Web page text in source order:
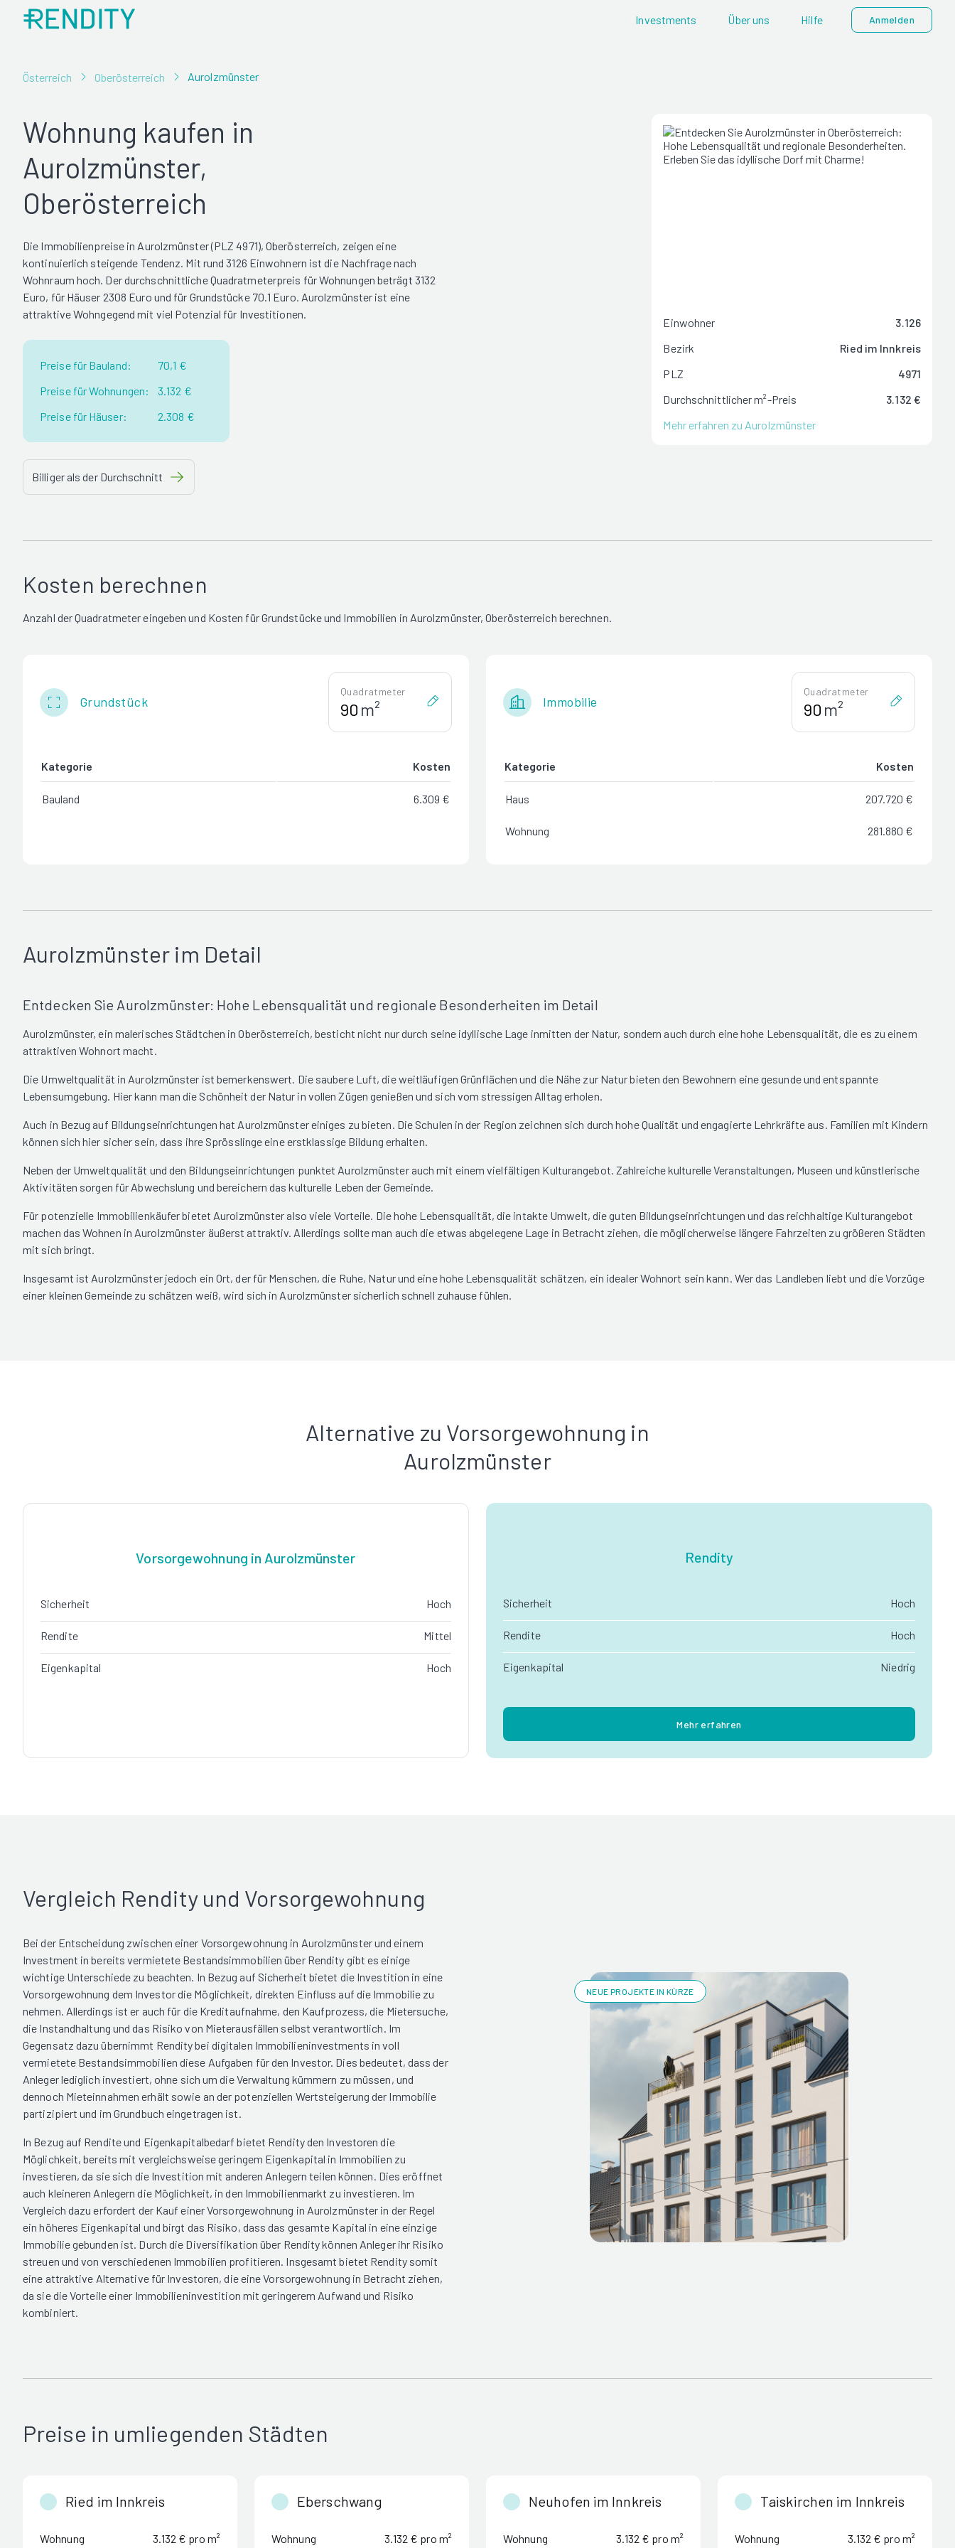
Investments Über uns Hilfe Anmelden
Österreich Oberösterreich Aurolzmünster
Wohnung kaufen in
Aurolzmünster,
Oberösterreich
Die Immobilienpreise in Aurolzmünster (PLZ 4971), Oberösterreich, zeigen eine
kontinuierlich steigende Tendenz. Mit rund 3126 Einwohnern ist die Nachfrage nach
Wohnraum hoch. Der durchschnittliche Quadratmeterpreis für Wohnungen beträgt 3132
Euro, für Häuser 2308 Euro und für Grundstücke 70.1 Euro. Aurolzmünster ist eine
attraktive Wohngegend mit viel Potenzial für Investitionen.
Preise für Bauland:
70,1 €
Preise für Wohnungen:
3.132 €
Preise für Häuser:
2.308 €
Billiger als der Durchschnitt
Einwohner
3.126
Bezirk
Ried im Innkreis
PLZ
4971
Durchschnittlicher m²-Preis
3.132 €
Mehr erfahren zu Aurolzmünster
Kosten berechnen
Anzahl der Quadratmeter eingeben und Kosten für Grundstücke und Immobilien in Aurolzmünster, Oberösterreich berechnen.
Grundstück
Quadratmeter
m²
Kategorie Kosten
Bauland 6.309 €
Immobilie
Quadratmeter
m²
Kategorie Kosten
Haus 207.720 €
Wohnung 281.880 €
Aurolzmünster im Detail
Entdecken Sie Aurolzmünster: Hohe Lebensqualität und regionale Besonderheiten im Detail
Aurolzmünster, ein malerisches Städtchen in Oberösterreich, besticht nicht nur durch seine idyllische Lage inmitten der Natur, sondern auch durch eine hohe Lebensqualität, die es zu einem
attraktiven Wohnort macht.
Die Umweltqualität in Aurolzmünster ist bemerkenswert. Die saubere Luft, die weitläufigen Grünflächen und die Nähe zur Natur bieten den Bewohnern eine gesunde und entspannte
Lebensumgebung. Hier kann man die Schönheit der Natur in vollen Zügen genießen und sich vom stressigen Alltag erholen.
Auch in Bezug auf Bildungseinrichtungen hat Aurolzmünster einiges zu bieten. Die Schulen in der Region zeichnen sich durch hohe Qualität und engagierte Lehrkräfte aus. Familien mit Kindern
können sich hier sicher sein, dass ihre Sprösslinge eine erstklassige Bildung erhalten.
Neben der Umweltqualität und den Bildungseinrichtungen punktet Aurolzmünster auch mit einem vielfältigen Kulturangebot. Zahlreiche kulturelle Veranstaltungen, Museen und künstlerische
Aktivitäten sorgen für Abwechslung und bereichern das kulturelle Leben der Gemeinde.
Für potenzielle Immobilienkäufer bietet Aurolzmünster also viele Vorteile. Die hohe Lebensqualität, die intakte Umwelt, die guten Bildungseinrichtungen und das reichhaltige Kulturangebot
machen das Wohnen in Aurolzmünster äußerst attraktiv. Allerdings sollte man auch die etwas abgelegene Lage in Betracht ziehen, die möglicherweise längere Fahrzeiten zu größeren Städten
mit sich bringt.
Insgesamt ist Aurolzmünster jedoch ein Ort, der für Menschen, die Ruhe, Natur und eine hohe Lebensqualität schätzen, ein idealer Wohnort sein kann. Wer das Landleben liebt und die Vorzüge
einer kleinen Gemeinde zu schätzen weiß, wird sich in Aurolzmünster sicherlich schnell zuhause fühlen.
Alternative zu Vorsorgewohnung in
Aurolzmünster
Vorsorgewohnung in Aurolzmünster
Sicherheit Hoch
Rendite Mittel
Eigenkapital Hoch
Rendity
Sicherheit Hoch
Rendite Hoch
Eigenkapital Niedrig
Mehr erfahren
Vergleich Rendity und Vorsorgewohnung
Bei der Entscheidung zwischen einer Vorsorgewohnung in Aurolzmünster und einem
Investment in bereits vermietete Bestandsimmobilien über Rendity gibt es einige
wichtige Unterschiede zu beachten. In Bezug auf Sicherheit bietet die Investition in eine
Vorsorgewohnung dem Investor die Möglichkeit, direkten Einfluss auf die Immobilie zu
nehmen. Allerdings ist er auch für die Kreditaufnahme, den Kaufprozess, die Mietersuche,
die Instandhaltung und das Risiko von Mieterausfällen selbst verantwortlich. Im
Gegensatz dazu übernimmt Rendity bei digitalen Immobilieninvestments in voll
vermietete Bestandsimmobilien diese Aufgaben für den Investor. Dies bedeutet, dass der
Anleger lediglich investiert, ohne sich um die Verwaltung kümmern zu müssen, und
dennoch Mieteinnahmen erhält sowie an der potenziellen Wertsteigerung der Immobilie
partizipiert und im Grundbuch eingetragen ist.
In Bezug auf Rendite und Eigenkapitalbedarf bietet Rendity den Investoren die
Möglichkeit, bereits mit vergleichsweise geringem Eigenkapital in Immobilien zu
investieren, da sie sich die Investition mit anderen Anlegern teilen können. Dies eröffnet
auch kleineren Anlegern die Möglichkeit, in den Immobilienmarkt zu investieren. Im
Vergleich dazu erfordert der Kauf einer Vorsorgewohnung in Aurolzmünster in der Regel
ein höheres Eigenkapital und birgt das Risiko, dass das gesamte Kapital in eine einzige
Immobilie gebunden ist. Durch die Diversifikation über Rendity können Anleger ihr Risiko
streuen und von verschiedenen Immobilien profitieren. Insgesamt bietet Rendity somit
eine attraktive Alternative für Investoren, die eine Vorsorgewohnung in Betracht ziehen,
da sie die Vorteile einer Immobilieninvestition mit geringerem Aufwand und Risiko
kombiniert.
NEUE PROJEKTE IN KÜRZE
Preise in umliegenden Städten
Ried im Innkreis
Wohnung 3.132 € pro m²
Eberschwang
Wohnung 3.132 € pro m²
Neuhofen im Innkreis
Wohnung 3.132 € pro m²
Taiskirchen im Innkreis
Wohnung 3.132 € pro m²